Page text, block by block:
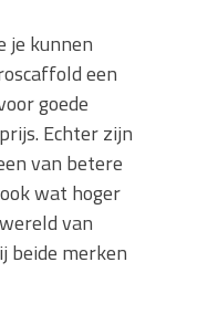
je kunnen
een
goede
Echter zijn
van betere
wat hoger
van
beide merken